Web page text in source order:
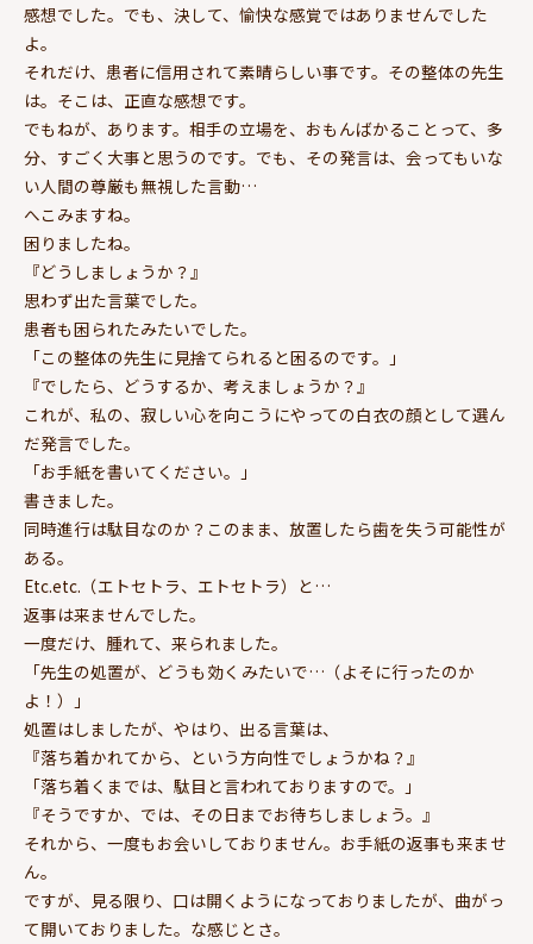
感想でした。でも、決して、愉快な感覚ではありませんでした
よ。
それだけ、患者に信用されて素晴らしい事です。その整体の先生
は。そこは、正直な感想です。
でもねが、あります。相手の立場を、おもんばかることって、多
分、すごく大事と思うのです。でも、その発言は、会ってもいな
い人間の尊厳も無視した言動…
へこみますね。
困りましたね。
『どうしましょうか？』
思わず出た言葉でした。
患者も困られたみたいでした。
「この整体の先生に見捨てられると困るのです。」
『でしたら、どうするか、考えましょうか？』
これが、私の、寂しい心を向こうにやっての白衣の顔として選ん
だ発言でした。
「お手紙を書いてください。」
書きました。
同時進行は駄目なのか？このまま、放置したら歯を失う可能性が
ある。
Etc.etc.（エトセトラ、エトセトラ）と…
返事は来ませんでした。
一度だけ、腫れて、来られました。
「先生の処置が、どうも効くみたいで…（よそに行ったのか
よ！）」
処置はしましたが、やはり、出る言葉は、
『落ち着かれてから、という方向性でしょうかね？』
「落ち着くまでは、駄目と言われておりますので。」
『そうですか、では、その日までお待ちしましょう。』
それから、一度もお会いしておりません。お手紙の返事も来ませ
ん。
ですが、見る限り、口は開くようになっておりましたが、曲がっ
て開いておりました。な感じとさ。